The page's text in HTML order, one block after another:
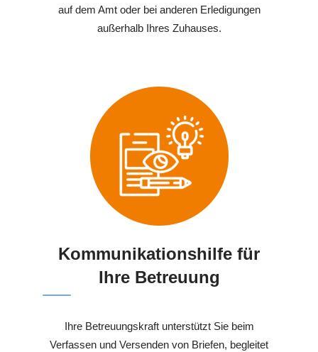
auf dem Amt oder bei anderen Erledigungen
außerhalb Ihres Zuhauses.
Kommunikationshilfe für
Ihre Betreuung
Ihre Betreuungskraft unterstützt Sie beim
Verfassen und Versenden von Briefen, begleitet